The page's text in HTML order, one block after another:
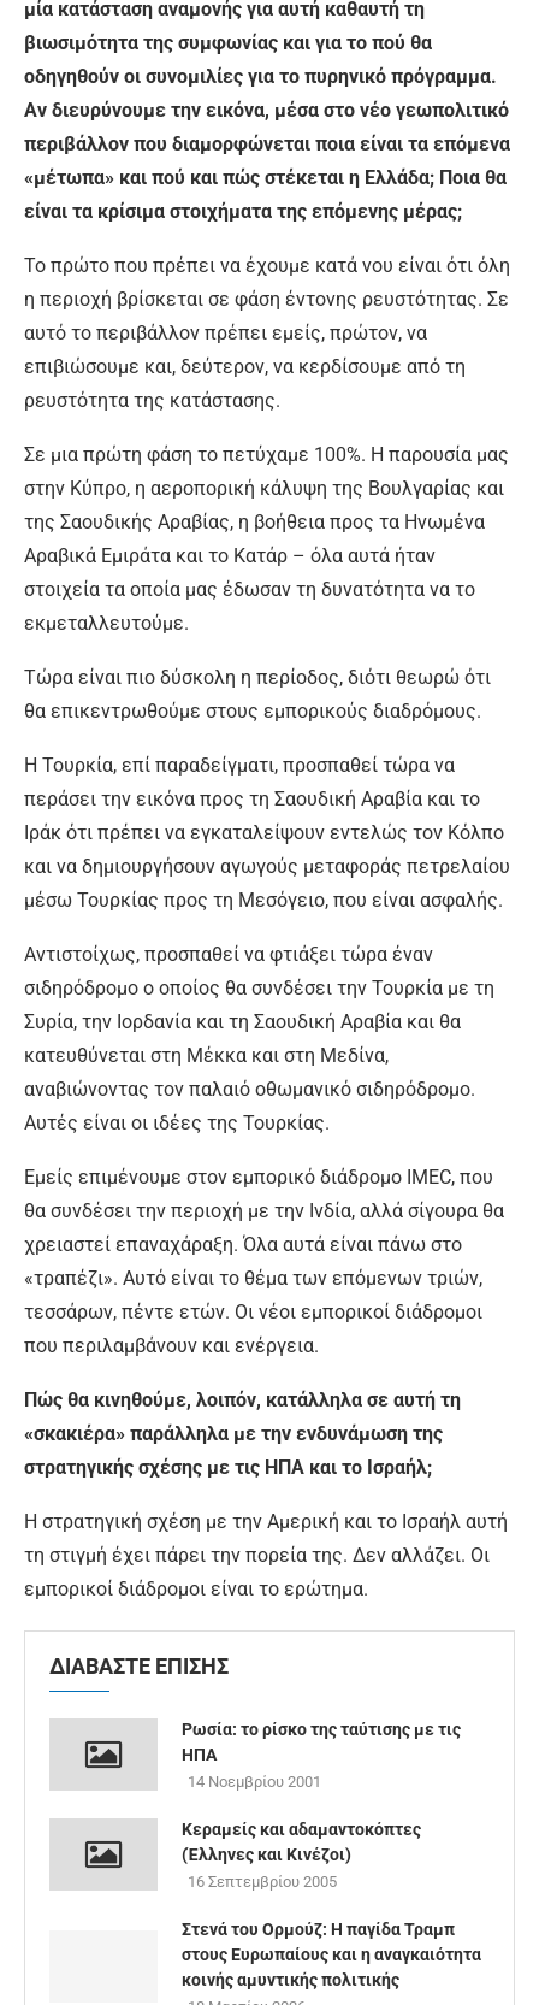
μία κατάσταση αναμονής για αυτή καθαυτή τη
βιωσιμότητα της συμφωνίας και για το πού θα
οδηγηθούν οι συνομιλίες για το πυρηνικό πρόγραμμα.
Αν διευρύνουμε την εικόνα, μέσα στο νέο γεωπολιτικό
περιβάλλον που διαμορφώνεται ποια είναι τα επόμενα
«μέτωπα» και πού και πώς στέκεται η Ελλάδα; Ποια θα
είναι τα κρίσιμα στοιχήματα της επόμενης μέρας;
Το πρώτο που πρέπει να έχουμε κατά νου είναι ότι όλη
η περιοχή βρίσκεται σε φάση έντονης ρευστότητας. Σε
αυτό το περιβάλλον πρέπει εμείς, πρώτον, να
επιβιώσουμε και, δεύτερον, να κερδίσουμε από τη
ρευστότητα της κατάστασης.
Σε μια πρώτη φάση το πετύχαμε 100%. Η παρουσία μας
στην Κύπρο, η αεροπορική κάλυψη της Βουλγαρίας και
της Σαουδικής Αραβίας, η βοήθεια προς τα Ηνωμένα
Αραβικά Εμιράτα και το Κατάρ – όλα αυτά ήταν
στοιχεία τα οποία μας έδωσαν τη δυνατότητα να το
εκμεταλλευτούμε.
Τώρα είναι πιο δύσκολη η περίοδος, διότι θεωρώ ότι
θα επικεντρωθούμε στους εμπορικούς διαδρόμους.
Η Τουρκία, επί παραδείγματι, προσπαθεί τώρα να
περάσει την εικόνα προς τη Σαουδική Αραβία και το
Ιράκ ότι πρέπει να εγκαταλείψουν εντελώς τον Κόλπο
και να δημιουργήσουν αγωγούς μεταφοράς πετρελαίου
μέσω Τουρκίας προς τη Μεσόγειο, που είναι ασφαλής.
Αντιστοίχως, προσπαθεί να φτιάξει τώρα έναν
σιδηρόδρομο ο οποίος θα συνδέσει την Τουρκία με τη
Συρία, την Ιορδανία και τη Σαουδική Αραβία και θα
κατευθύνεται στη Μέκκα και στη Μεδίνα,
αναβιώνοντας τον παλαιό οθωμανικό σιδηρόδρομο.
Αυτές είναι οι ιδέες της Τουρκίας.
Εμείς επιμένουμε στον εμπορικό διάδρομο IMEC, που
θα συνδέσει την περιοχή με την Ινδία, αλλά σίγουρα θα
χρειαστεί επαναχάραξη. Όλα αυτά είναι πάνω στο
«τραπέζι». Αυτό είναι το θέμα των επόμενων τριών,
τεσσάρων, πέντε ετών. Οι νέοι εμπορικοί διάδρομοι
που περιλαμβάνουν και ενέργεια.
Πώς θα κινηθούμε, λοιπόν, κατάλληλα σε αυτή τη
«σκακιέρα» παράλληλα με την ενδυνάμωση της
στρατηγικής σχέσης με τις ΗΠΑ και το Ισραήλ;
Η στρατηγική σχέση με την Αμερική και το Ισραήλ αυτή
τη στιγμή έχει πάρει την πορεία της. Δεν αλλάζει. Οι
εμπορικοί διάδρομοι είναι το ερώτημα.
ΔΙΑΒΑΣΤΕ ΕΠΙΣΗΣ
Ρωσία: το ρίσκο της ταύτισης με τις
ΗΠΑ
14 Νοεμβρίου 2001
Κεραμείς και αδαμαντοκόπτες
(Έλληνες και Κινέζοι)
16 Σεπτεμβρίου 2005
Στενά του Ορμούζ: Η παγίδα Τραμπ
στους Ευρωπαίους και η αναγκαιότητα
κοινής αμυντικής πολιτικής